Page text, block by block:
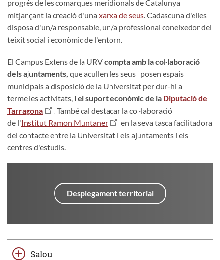
progrés de les comarques meridionals de Catalunya
mitjançant la creació d'una xarxa de seus . Cadascuna d'elles
disposa d'un/a responsable, un/a professional coneixedor del
teixit social i econòmic de l'entorn.
El Campus Extens de la URVcompta amb la col·laboració
dels ajuntaments, que acullen les seus i posen espais
municipals a disposició de la Universitat per dur-hi a
terme les activitats, i el suport econòmic de la Diputació de
Tarragona
. També cal destacar la col·laboració
de l'Institut Ramon Muntaner
en la seva tasca facilitadora
del contacte entre la Universitat i els ajuntaments i els
centres d'estudis.
Desplegament territorial
Salou